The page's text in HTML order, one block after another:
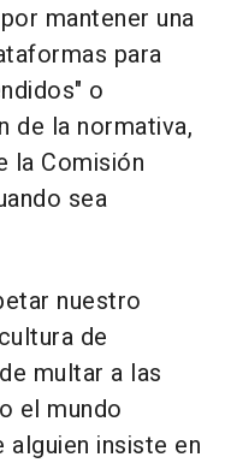
mantener una
para
o
de la normativa,
la Comisión
sea
nuestro
de
multar a las
el mundo
insiste en